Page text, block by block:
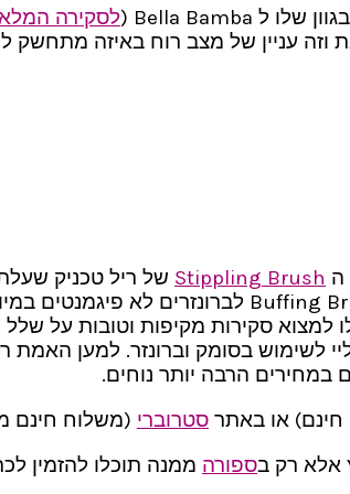
לסקירה
וזה עניין של מצב רוח באיזה מתחשק
ה Stippling Brush של ריל טכניק שעלתה לי כ 10 דולר
למצוא סקירות מקיפות וטובות על
168# של מאק מאוד אהובה עליי לשימוש
במחירים הרבה יותר נוחים.
או באתר סטרוברי (משלוח חינם מעל 120
אלא רק בספורה ממנה תוכלו להזמין